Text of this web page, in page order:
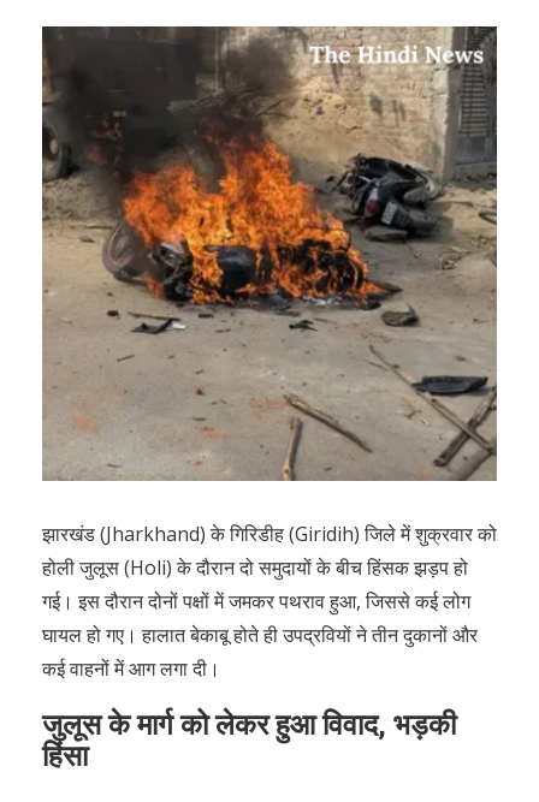
झारखंड (Jharkhand) के गिरिडीह (Giridih) जिले में शुक्रवार को
होली जुलूस (Holi) के दौरान दो समुदायों के बीच हिंसक झड़प हो
गई। इस दौरान दोनों पक्षों में जमकर पथराव हुआ, जिससे कई लोग
घायल हो गए। हालात बेकाबू होते ही उपद्रवियों ने तीन दुकानों और
कई वाहनों में आग लगा दी।
जुलूस के मार्ग को लेकर हुआ विवाद, भड़की
हिंसा